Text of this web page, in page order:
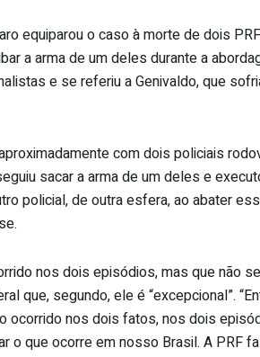
equiparou o caso à morte de dois
a arma de um deles durante a
e se referiu a Genivaldo, que
com dois policiais
sacar a arma de um deles e
policial, de outra esfera, ao abater
nos dois episódios, mas que não
que, segundo, ele é “excepcional”.
ocorrido nos dois fatos, nos dois
o que ocorre em nosso Brasil. A PRF